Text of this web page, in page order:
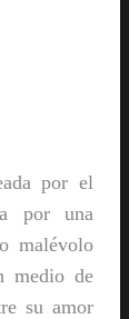
por el
por una
malévolo
medio de
su amor